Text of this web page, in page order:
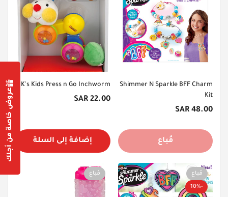
Shimmer N Sparkle BFF Charm
Kit
السعر
48.00 SAR
مُباع
K's Kids Press n Go Inchworm
السعر
22.00 SAR
إضافة إلى السلة
مُباع
-10%
مُباع
Are you 18 years old or older?
No, I'm not
عروض خاصة من أجلك